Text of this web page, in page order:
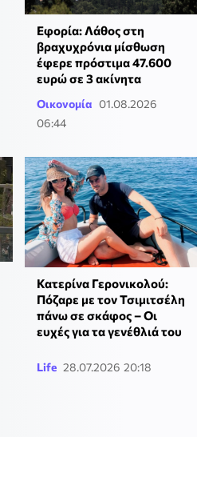
Εφορία: Λάθος στη
βραχυχρόνια μίσθωση
έφερε πρόστιμα 47.600
ευρώ σε 3 ακίνητα
Οικονομία 01.08.2026
06:44
Κατερίνα Γερονικολού:
Πόζαρε με τον Τσιμιτσέλη
πάνω σε σκάφος – Οι
ευχές για τα γενέθλιά του
Life 28.07.2026 20:18